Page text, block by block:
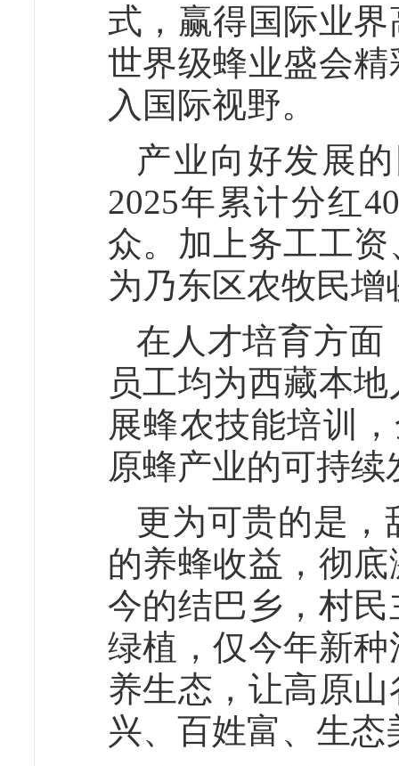
式，赢得国际业
世界级蜂业盛会
入国际视野。
产业向好发展
2025年累计分红
众。加上务工工
为乃东区农牧民增
在人才培育方面
员工均为西藏本
展蜂农技能培训
原蜂产业的可持
更为可贵的是，
的养蜂收益，彻
今的结巴乡，村
绿植，仅今年新
养生态，让高原
兴、百姓富、生